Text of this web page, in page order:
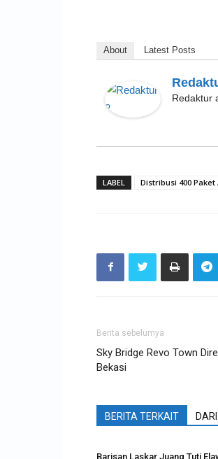
About Latest Posts
Redaktur
LABEL Distribusi 400
Berita sebelumya
Sky Bridge Revo Town
Bekasi
BERITA TERKAIT
Barisan Laskar Juang Tuti